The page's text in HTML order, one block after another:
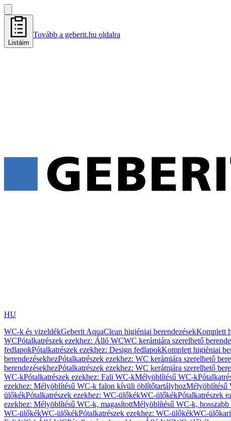
Listáim
Tovább a geberit.hu oldalra
HU
WC-k és vizeldékGeberit AquaClean higiéniai berendezésekKomplett
WCPótalkatrészek ezekhez: Álló WCWC kerámiára szerelhető
fedlapokPótalkatrészek ezekhez: Design fedlapokKomplett higiéniai
berendezésekhezPótalkatrészek ezekhez: WC kerámiára szerelhető
berendezésekhezPótalkatrészek ezekhez: WC kerámiára szerelhető
WC-kPótalkatrészek ezekhez: Fali WC-kMélyöblítésű WC-k
ezekhez: Mélyöblítésű WC-k falon kívüli öblítőtartályhozMélyöblítésű
ülőkékPótalkatrészek ezekhez: WC-ülőkékWC-ülőkékPótalkatrészek
ezekhez: Mélyöblítésű WC-k, magasítottMélyöblítésű WC-k,
WC-ülőkékWC-ülőkékPótalkatrészek ezekhez: WC-ülőkékWC-